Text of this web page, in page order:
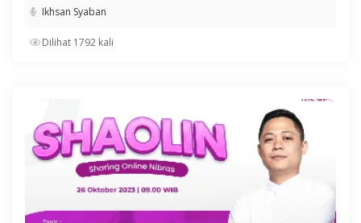
Ikhsan Syaban
Dilihat 1792 kali